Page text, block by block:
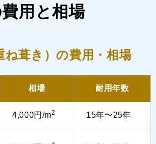
用と相場
ね葺き）の費用・相場
相場 耐用年数
4,000円/m2 15年〜25年